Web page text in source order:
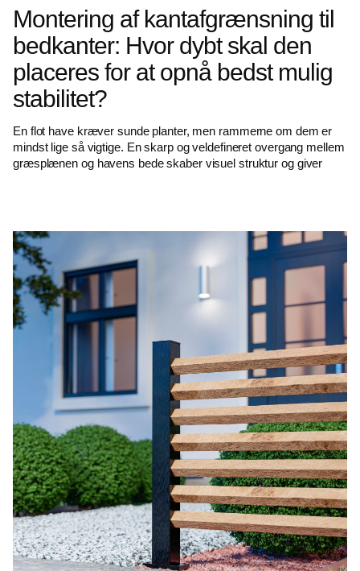
Montering af kantafgrænsning til
bedkanter: Hvor dybt skal den
placeres for at opnå bedst mulig
stabilitet?
En flot have kræver sunde planter, men rammerne om dem er
mindst lige så vigtige. En skarp og veldefineret overgang mellem
græsplænen og havens bede skaber visuel struktur og giver